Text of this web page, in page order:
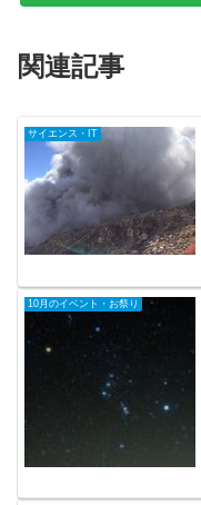
関連記事
サイエンス・IT
10月のイベント・お祭り